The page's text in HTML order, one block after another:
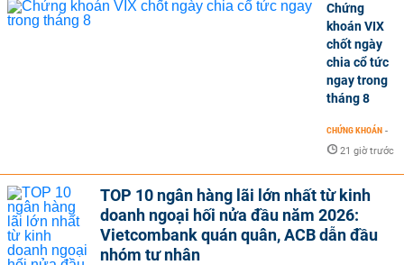
Chứng
khoán VIX
chốt ngày
chia cổ tức
ngay trong
tháng 8
CHỨNG KHOÁN -
21 giờ trước
TOP 10 ngân hàng lãi lớn nhất từ kinh
doanh ngoại hối nửa đầu năm 2026:
Vietcombank quán quân, ACB dẫn đầu
nhóm tư nhân